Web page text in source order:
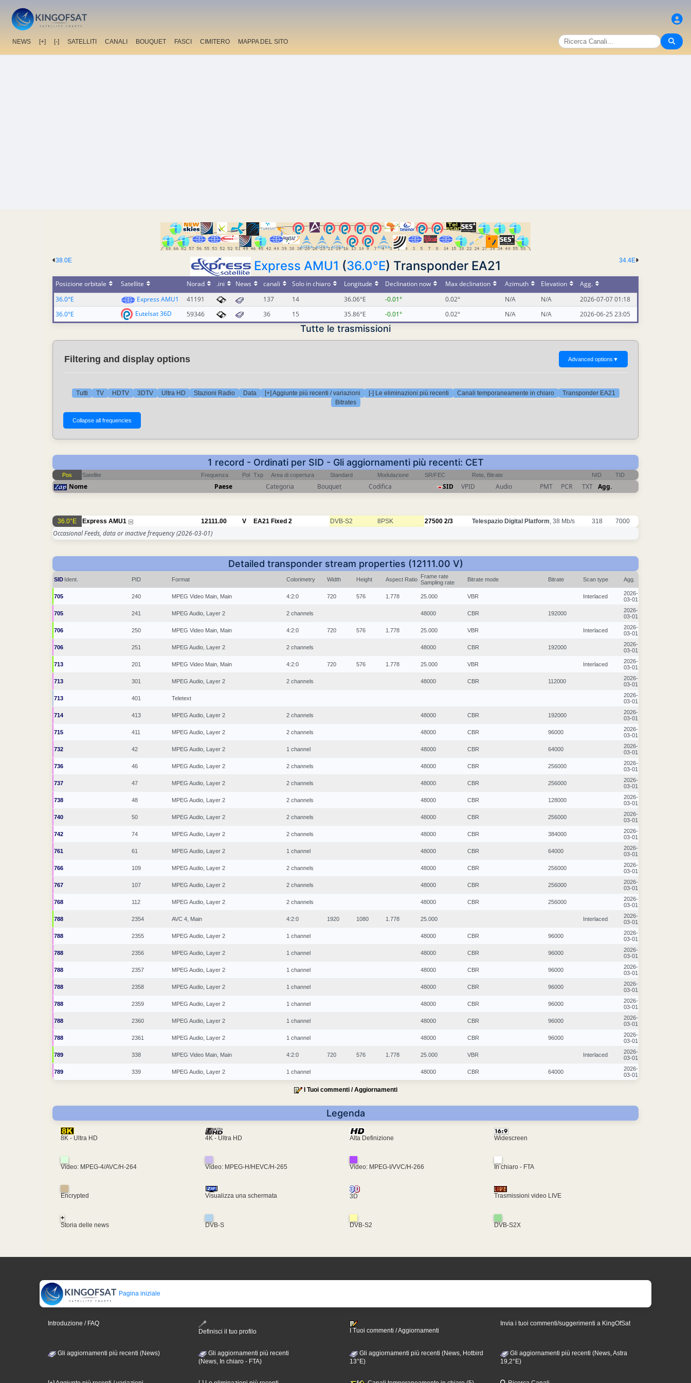
NEWS [+] [-] SATELLITI CANALI BOUQUET FASCI CIMITERO MAPPA DEL SITO
34.4E
38.0E Express AMU1 (36.0°E) Transponder EA21
Posizione orbitale Satellite Norad .ini News canali Solo in chiaro Longitude Declination now Max declination Azimuth Elevation
Agg.
36.0°E
Express AMU1 41191 137 14 36.06°E -0.01° 0.02° N/A N/A
2026-07-07 01:18
36.0°E
Eutelsat 36D 59346 36 15 35.86°E -0.01° 0.02° N/A N/A 2026-06-25 23:05
Tutte le trasmissioni
Filtering and display options Advanced options ▼
Tutti TV HDTV 3DTV Ultra HD Stazioni Radio Data [+] Aggiunte più recenti / variazioni [-] Le eliminazioni più recenti Canali temporaneamente in chiaro
Transponder EA21
Bitrates
1 record - Ordinati per SID - Gli aggiornamenti più recenti: CET
Pos Satellite Frequenza Pol Txp Area di copertura Standard Modulazione SR/FEC Rete, Bitrate NID TID
Nome Paese Categoria Bouquet Codifica SID VPID Audio PMT PCR TXT Agg.
36.0°E Express AMU1 12111.00 V EA21 Fixed 2 DVB-S2 8PSK 27500 2/3 Telespazio Digital Platform, 38 Mb/s 318 7000
Occasional Feeds, data or inactive frequency(2026-03-01)
Detailed transponder stream properties (12111.00 V)
SID Ident. PID Format Colorimetry Width Height Aspect Ratio
Frame rate
Sampling rate
Bitrate mode Bitrate Scan type Agg.
705 240 MPEG Video Main, Main 4:2:0 720 576 1.778 25.000 VBR Interlaced
2026-
03-01
705 241 MPEG Audio, Layer 2 2 channels 48000 CBR 192000
2026-
03-01
706 250 MPEG Video Main, Main 4:2:0 720 576 1.778 25.000 VBR Interlaced
2026-
03-01
706 251 MPEG Audio, Layer 2 2 channels 48000 CBR 192000
2026-
03-01
713 201 MPEG Video Main, Main 4:2:0 720 576 1.778 25.000 VBR Interlaced
2026-
03-01
713 301 MPEG Audio, Layer 2 2 channels 48000 CBR 112000
2026-
03-01
713 401 Teletext
2026-
03-01
714 413 MPEG Audio, Layer 2 2 channels 48000 CBR 192000
2026-
03-01
715 411 MPEG Audio, Layer 2 2 channels 48000 CBR 96000
2026-
03-01
732 42 MPEG Audio, Layer 2 1 channel 48000 CBR 64000
2026-
03-01
736 46 MPEG Audio, Layer 2 2 channels 48000 CBR 256000
2026-
03-01
737 47 MPEG Audio, Layer 2 2 channels 48000 CBR 256000
2026-
03-01
738 48 MPEG Audio, Layer 2 2 channels 48000 CBR 128000
2026-
03-01
740 50 MPEG Audio, Layer 2 2 channels 48000 CBR 256000
2026-
03-01
742 74 MPEG Audio, Layer 2 2 channels 48000 CBR 384000
2026-
03-01
761 61 MPEG Audio, Layer 2 1 channel 48000 CBR 64000
2026-
03-01
766 109 MPEG Audio, Layer 2 2 channels 48000 CBR 256000
2026-
03-01
767 107 MPEG Audio, Layer 2 2 channels 48000 CBR 256000
2026-
03-01
768 112 MPEG Audio, Layer 2 2 channels 48000 CBR 256000
2026-
03-01
788 2354 AVC 4, Main 4:2:0 1920 1080 1.778 25.000 Interlaced
2026-
03-01
788 2355 MPEG Audio, Layer 2 1 channel 48000 CBR 96000
2026-
03-01
788 2356 MPEG Audio, Layer 2 1 channel 48000 CBR 96000
2026-
03-01
788 2357 MPEG Audio, Layer 2 1 channel 48000 CBR 96000
2026-
03-01
788 2358 MPEG Audio, Layer 2 1 channel 48000 CBR 96000
2026-
03-01
788 2359 MPEG Audio, Layer 2 1 channel 48000 CBR 96000
2026-
03-01
788 2360 MPEG Audio, Layer 2 1 channel 48000 CBR 96000
2026-
03-01
788 2361 MPEG Audio, Layer 2 1 channel 48000 CBR 96000
2026-
03-01
789 338 MPEG Video Main, Main 4:2:0 720 576 1.778 25.000 VBR Interlaced
2026-
03-01
789 339 MPEG Audio, Layer 2 1 channel 48000 CBR 64000
2026-
03-01
I Tuoi commenti / Aggiornamenti
Legenda
8K - Ultra HD 4K - Ultra HD Alta Definizione Widescreen
Video: MPEG-4/AVC/H-264 Video: MPEG-H/HEVC/H-265 Video: MPEG-I/VVC/H-266 In chiaro - FTA
Encrypted Visualizza una schermata 3D Trasmissioni video LIVE
+
Storia delle news
DVB-S DVB-S2 DVB-S2X
Pagina iniziale
Introduzione / FAQ
Definisci il tuo profilo
I Tuoi commenti / Aggiornamenti
Invia i tuoi commenti/suggerimenti a KingOfSat
Gli aggiornamenti più recenti (News)
Gli aggiornamenti più recenti
(News, In chiaro - FTA)
Gli aggiornamenti più recenti (News, Hotbird
13°E)
Gli aggiornamenti più recenti (News, Astra
19,2°E)